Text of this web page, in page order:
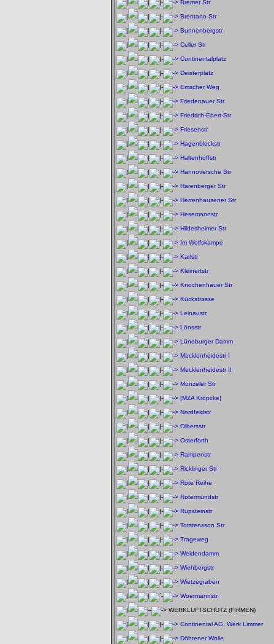
Bremer Str
Brentano Str
Bunnenbergstr
Celler Str
Continentalplatz
Deisterplatz
Emscher Weg
Friedenauer Str
Friedrich-Ebert-Str
Friesenstr
Hagenbleckstr
Haltenhoffstr
Hannoversche Str
Harenberger Str
Herrenhausener Str
Hesemannstr
Hildesheimer Str
Im Wolfskampe
Karlstr
Kleinertstr
Knochenhauer Str
Kückstrasse
Leinaustr
Lönsstr
Lüneburger Damm
Mecklenheidestr I
Mecklenheidestr II
Munzeler Str
[MZA Kröpcke]
Nordfeldstr
Olbersstr
Osterforth
Rampenstr
Ricklinger Str
Rote Reihe
Rotermundstr
Rupsteinstr
Torstensson Str
Trageweg
Weidendamm
Wiehbergstr
Wietzegraben
Woermannstr
WERKLUFTSCHUTZ (FIRMEN)
Continental AG, Werk Limmer
Döhrener Wolle